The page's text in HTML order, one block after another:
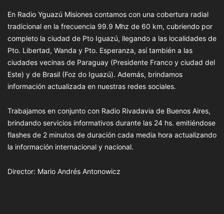
En Radio Yguazú Misiones contamos con una cobertura radial
tradicional en la frecuencia 99.9 Mhz de 60 km, cubriendo por
completo la ciudad de Pto Iguazú, llegando a las localidades de
Pto. Libertad, Wanda y Pto. Esperanza, así también a las
ciudades vecinas de Paraguay (Presidente Franco y ciudad del
Este) y de Brasil (Foz do Iguazú). Además, brindamos
información actualizada en nuestras redes sociales.
Trabajamos en conjunto con Radio Rivadavia de Buenos Aires,
brindando servicios informativos durante las 24 hs. emitiéndose
flashes de 2 minutos de duración cada media hora actualizando
la información internacional y nacional.
Director: Mario Andrés Antonowicz